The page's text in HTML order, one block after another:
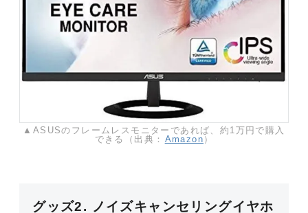
▲ASUSのフレームレスモニターであれば、約1万円で購入
できる（出典： Amazon ）
グッズ2. ノイズキャンセリングイヤホ